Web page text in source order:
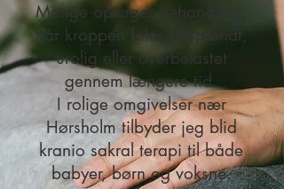
Mange opsøger behandling,
når kroppen føles anspændt,
urolig eller overbelastet
gennem længere tid.
I rolige omgivelser nær
Hørsholm tilbyder jeg blid
kranio sakral terapi til både
babyer, børn og voksne.